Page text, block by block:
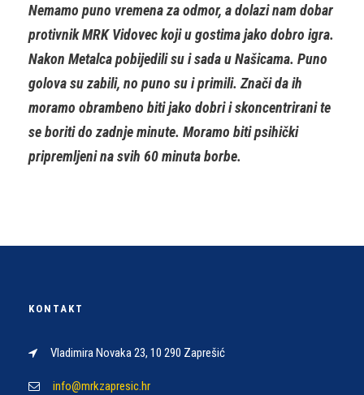
Nemamo puno vremena za odmor, a dolazi nam dobar
protivnik MRK Vidovec koji u gostima jako dobro igra.
Nakon Metalca pobijedili su i sada u Našicama. Puno
golova su zabili, no puno su i primili. Znači da ih
moramo obrambeno biti jako dobri i skoncentrirani te
se boriti do zadnje minute. Moramo biti psihički
pripremljeni na svih 60 minuta borbe.
KONTAKT
Vladimira Novaka 23, 10 290 Zaprešić
info@mrkzapresic.hr